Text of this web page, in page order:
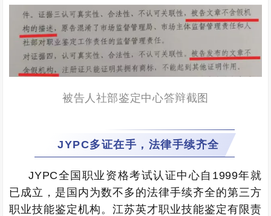
被告人社部鉴定中心答辩截图
JYPC多证在手，法律手续齐全
JYPC全国职业资格考试认证中心自1999年就
已成立，是国内为数不多的法律手续齐全的第三方
职业技能鉴定机构。江苏英才职业技能鉴定有限责